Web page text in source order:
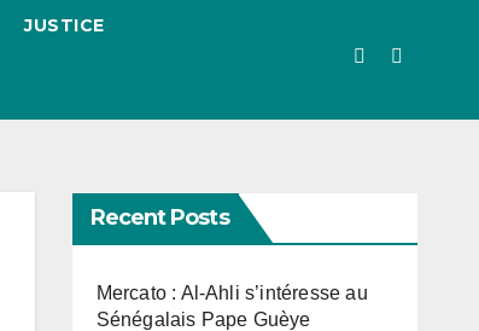
JUSTICE
Recent Posts
Mercato : Al-Ahli s’intéresse au
Sénégalais Pape Guèye